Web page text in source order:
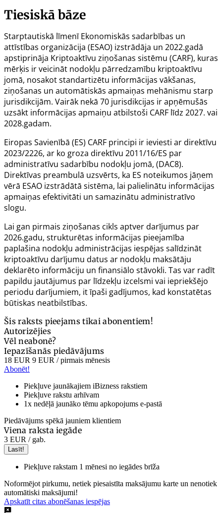
Tiesiskā bāze
Starptautiskā līmenī Ekonomiskās sadarbības un
attīstības organizācija (ESAO) izstrādāja un 2022.gadā
apstiprināja Kriptoaktīvu ziņošanas sistēmu (CARF), kuras
mērķis ir veicināt nodokļu pārredzamību kriptoaktīvu
jomā, nosakot standartizētu informācijas vākšanas,
ziņošanas un automātiskās apmaiņas mehānismu starp
jurisdikcijām. Vairāk nekā 70 jurisdikcijas ir apņēmušās
uzsākt informācijas apmaiņu atbilstoši CARF līdz 2027. vai
2028.gadam.
Eiropas Savienībā (ES) CARF principi ir ieviesti ardirektīvu
2023/2226, ar ko groza direktīvu 2011/16/ES par
administratīvu sadarbību nodokļu jomā, (DAC8).
Direktīvas preambulā uzsvērts, ka ES noteikumos jāņem
vērā ESAO izstrādātā sistēma, lai palielinātu informācijas
apmaiņas efektivitāti un samazinātu administratīvo
slogu.
Lai gan pirmais ziņošanas cikls aptver darījumus par
2026.gadu, strukturētas informācijas pieejamība
paplašina nodokļu administrācijas iespējas salīdzināt
kriptoaktīvu darījumu datus ar nodokļu maksātāju
deklarēto informāciju un finansiālo stāvokli. Tas var radīt
papildu jautājumus par līdzekļu izcelsmi vai iepriekšējo
periodu darījumiem, it īpaši gadījumos, kad konstatētas
būtiskas neatbilstības.
Šis raksts pieejams tikai abonentiem!
Autorizējies
Vēl neabonē?
Iepazīšanās piedāvājums
18 EUR 9 EUR / pirmais mēnesis
Abonēt!
Piekļuve jaunākajiem iBizness rakstiem
Piekļuve rakstu arhīvam
1x nedēļā jaunāko tēmu apkopojums e-pastā
Piedāvājums spēkā jauniem klientiem
Viena raksta iegāde
3 EUR / gab.
Lasīt!
Piekļuve rakstam 1 mēnesi no iegādes brīža
Noformējot pirkumu, netiek piesaistīta maksājumu karte un nenotiek
automātiski maksājumi!
Apskatīt citas abonēšanas iespējas